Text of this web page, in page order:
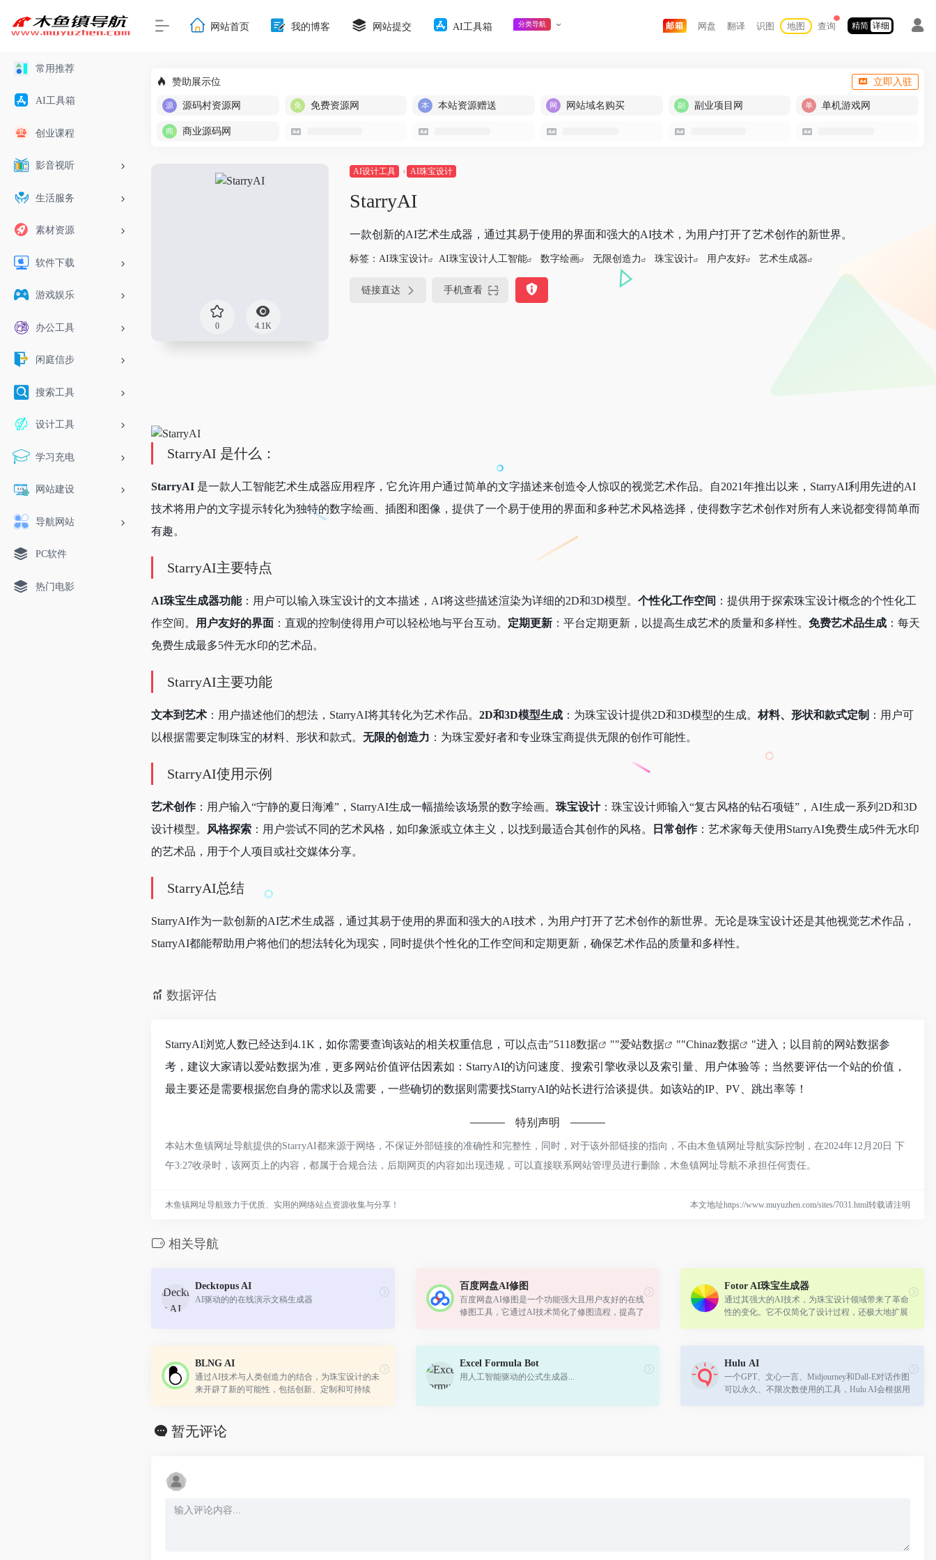
常用推荐
AI工具箱
创业课程
影音视听
生活服务
素材资源
软件下载
游戏娱乐
办公工具
闲庭信步
搜索工具
设计工具
学习充电
网站建设
导航网站
PC软件
热门电影
网站首页 我的博客 网站提交 AI工具箱 分类导航 邮箱 网盘 翻译 识图 地图 查询 精简 详细
赞助展示位 立即入驻
源码村资源网 免费资源网 本站资源赠送 网站域名购买 副业项目网 单机游戏网
商业源码网
0 4.1K
AI设计工具 AI珠宝设计
StarryAI
一款创新的AI艺术生成器，通过其易于使用的界面和强大的AI技术，为用户打开了艺术创作的新世界。
标签： AI珠宝设计 AI珠宝设计人工智能 数字绘画 无限创造力 珠宝设计 用户友好 艺术生成器
链接直达 手机查看
StarryAI 是什么：
StarryAI 是一款人工智能艺术生成器应用程序，它允许用户通过简单的文字描述来创造令人惊叹的视觉艺术作品。自2021年推出以来，StarryAI利用先进的AI
技术将用户的文字提示转化为独特的数字绘画、插图和图像，提供了一个易于使用的界面和多种艺术风格选择，使得数字艺术创作对所有人来说都变得简单而
有趣。
StarryAI主要特点
AI珠宝生成器功能：用户可以输入珠宝设计的文本描述，AI将这些描述渲染为详细的2D和3D模型。 个性化工作空间 ：提供用于探索珠宝设计概念的个性化工
作空间。
用户友好的界面 ：直观的控制使得用户可以轻松地与平台互动。 定期更新 ：平台定期更新，以提高生成艺术的质量和多样性。 免费艺术品生成 ：每天
免费生成最多5件无水印的艺术品。
StarryAI主要功能
文本到艺术 ：用户描述他们的想法，StarryAI将其转化为艺术作品。 2D和3D模型生成 ：为珠宝设计提供2D和3D模型的生成。材料、形状和款式定制 ：用户可
以根据需要定制珠宝的材料、形状和款式。 无限的创造力 ：为珠宝爱好者和专业珠宝商提供无限的创作可能性。
StarryAI使用示例
艺术创作：用户输入“宁静的夏日海滩”，StarryAI生成一幅描绘该场景的数字绘画。 珠宝设计：珠宝设计师输入“复古风格的钻石项链”，AI生成一系列2D和3D
设计模型。
风格探索 ：用户尝试不同的艺术风格，如印象派或立体主义，以找到最适合其创作的风格。 日常创作：艺术家每天使用StarryAI免费生成5件无水印
的艺术品，用于个人项目或社交媒体分享。
StarryAI总结
StarryAI作为一款创新的AI艺术生成器，通过其易于使用的界面和强大的AI技术，为用户打开了艺术创作的新世界。无论是珠宝设计还是其他视觉艺术作品，
StarryAI都能帮助用户将他们的想法转化为现实，同时提供个性化的工作空间和定期更新，确保艺术作品的质量和多样性。
数据评估
StarryAI浏览人数已经达到4.1K，如你需要查询该站的相关权重信息，可以点击"5118数据 ""爱站数据 ""Chinaz数据
"进入；以目前的网站数据参
考，建议大家请以爱站数据为准，更多网站价值评估因素如：StarryAI的访问速度、搜索引擎收录以及索引量、用户体验等；当然要评估一个站的价值，
最主要还是需要根据您自身的需求以及需要，一些确切的数据则需要找StarryAI的站长进行洽谈提供。如该站的IP、PV、跳出率等！
特别声明
本站木鱼镇网址导航提供的StarryAI都来源于网络，不保证外部链接的准确性和完整性，同时，对于该外部链接的指向，不由木鱼镇网址导航实际控制，在2024年12月20日 下
午3:27收录时，该网页上的内容，都属于合规合法，后期网页的内容如出现违规，可以直接联系网站管理员进行删除，木鱼镇网址导航不承担任何责任。
木鱼镇网址导航致力于优质、实用的网络站点资源收集与分享！ 本文地址https://www.muyuzhen.com/sites/7031.html转载请注明
相关导航
Decktopus AI
AI驱动的的在线演示文稿生成器
百度网盘AI修图
百度网盘AI修图是一个功能强大且用户友好的在线
修图工具，它通过AI技术简化了修图流程，提高了
Fotor AI珠宝生成器
通过其强大的AI技术，为珠宝设计领域带来了革命
性的变化。它不仅简化了设计过程，还极大地扩展
BLNG AI
通过AI技术与人类创造力的结合，为珠宝设计的未
来开辟了新的可能性，包括创新、定制和可持续
Excel Formula Bot
用人工智能驱动的公式生成器...
Hulu AI
一个GPT、文心一言、Midjourney和Dall-E对话作图
可以永久、不限次数使用的工具，Hulu AI会根据用
暂无评论